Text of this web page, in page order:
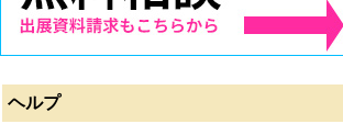
ヘルプ